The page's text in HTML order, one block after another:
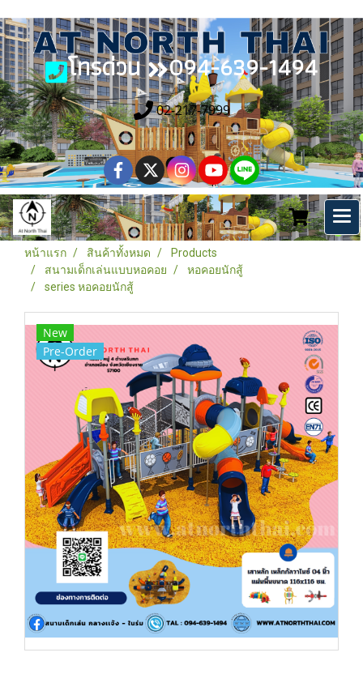
โทรด่วน 094-639-1494
02-217-7999
หน้าแรก สินค้าทั้งหมด
Products
สนามเด็กเล่นแบบหอคอย
หอคอยนักสู้
series หอคอยนักสู้
New
Pre-Order